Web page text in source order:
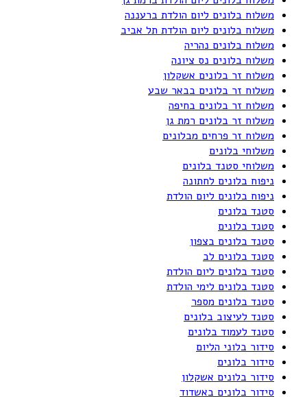
משלוח בלונים ליום הולדת ברעננה
משלוח בלונים ליום הולדת תל אביב
משלוח בלונים נהריה
משלוח בלונים נס ציונה
משלוח זר בלונים אשקלון
משלוח זר בלונים בבאר שבע
משלוח זר בלונים בחיפה
משלוח זר בלונים רמת גן
משלוח זר פרחים מבלונים
משלוחי בלונים
משלוחי סטנד בלונים
ניפוח בלונים לחתונה
ניפוח בלונים ליום הולדת
סטנד בלונים
סטנד בלונים
סטנד בלונים בצפון
סטנד בלונים לב
סטנד בלונים ליום הולדת
סטנד בלונים לימי הולדת
סטנד בלונים מספר
סטנד לעיצוב בלונים
סטנד לעמוד בלונים
סידור בלוני הליום
סידור בלונים
סידור בלונים אשקלון
סידור בלונים באשדוד